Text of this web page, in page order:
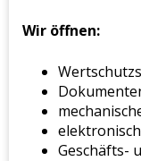
Wir öffnen:
Geschäfts-